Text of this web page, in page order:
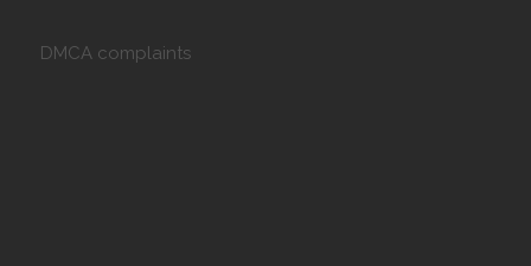
DMCA complaints